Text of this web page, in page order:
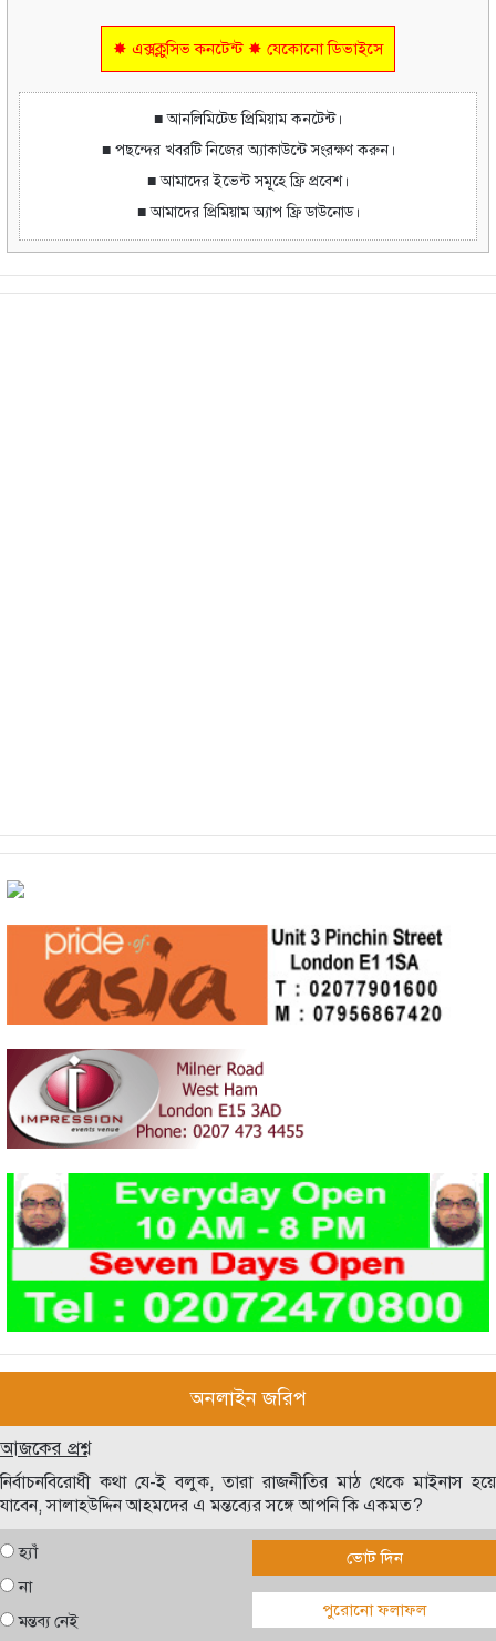
✸ এক্সক্লুসিভ কনটেন্ট ✸ যেকোনো ডিভাইসে
■ আনলিমিটেড প্রিমিয়াম কনটেন্ট।
■ পছন্দের খবরটি নিজের অ্যাকাউন্টে সংরক্ষণ করুন।
■ আমাদের ইভেন্ট সমূহে ফ্রি প্রবেশ।
■ আমাদের প্রিমিয়াম অ্যাপ ফ্রি ডাউনোড।
অনলাইন জরিপ
আজকের প্রশ্ন
নির্বাচনবিরোধী কথা যে-ই বলুক, তারা রাজনীতির মাঠ থেকে মাইনাস হয়ে
যাবেন, সালাহউদ্দিন আহমদের এ মন্তব্যের সঙ্গে আপনি কি একমত?
হ্যাঁ
না
মন্তব্য নেই
ভোট দিন
পুরোনো ফলাফল